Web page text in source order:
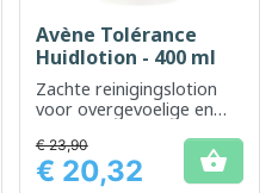
Avène Tolérance
Huidlotion - 400 ml
Zachte reinigingslotion
voor overgevoelige en
Prijs
€ 23,90
€ 20,32 